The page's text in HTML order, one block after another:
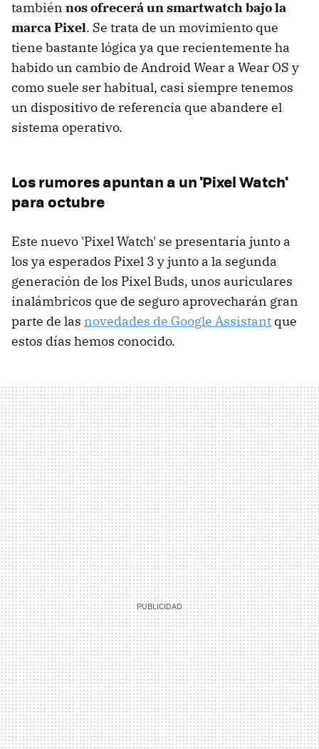
también nos ofrecerá un smartwatch bajo la
marca Pixel. Se trata de un movimiento que
tiene bastante lógica ya que recientemente ha
habido un cambio de Android Wear a Wear OS y
como suele ser habitual, casi siempre tenemos
un dispositivo de referencia que abandere el
sistema operativo.
Los rumores apuntan a un 'Pixel Watch'
para octubre
Este nuevo 'Pixel Watch' se presentaría junto a
los ya esperados Pixel 3 y junto a la segunda
generación de los Pixel Buds, unos auriculares
inalámbricos que de seguro aprovecharán gran
parte de las novedades de Google Assistant que
estos días hemos conocido.